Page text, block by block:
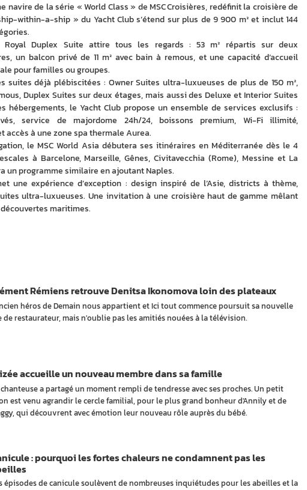
navire de la série « World Class » de MSC Croisières, redéfinit la croisière de
within-a-ship » du Yacht Club s’étend sur plus de 9 900 m² et inclut 144
Duplex Suite attire tous les regards : 53 m² répartis sur deux
un balcon privé de 11 m² avec bain à remous, et une capacité d’accueil
pour familles ou groupes.
suites déjà plébiscitées : Owner Suites ultra-luxueuses de plus de 150 m²,
Duplex Suites sur deux étages, mais aussi des Deluxe et Interior Suites
hébergements, le Yacht Club propose un ensemble de services exclusifs :
service de majordome 24h/24, boissons premium, Wi-Fi illimité,
à une zone spa thermale Aurea.
le MSC World Asia débutera ses itinéraires en Méditerranée dès le 4
à Barcelone, Marseille, Gênes, Civitavecchia (Rome), Messine et La
un programme similaire en ajoutant Naples.
une expérience d’exception : design inspiré de l’Asie, districts à thème,
ultra-luxueuses. Une invitation à une croisière haut de gamme mêlant
maritimes.
héros de Demain nous appartient et Ici tout commence poursuit sa nouvelle
de restaurateur, mais n'oublie pas les amitiés nouées à la télévision.
Rémiens retrouve Denitsa Ikonomova loin des plateaux
a partagé un moment rempli de tendresse avec ses proches. Un petit
est venu agrandir le cercle familial, pour le plus grand bonheur d'Annily et de
qui découvrent avec émotion leur nouveau rôle auprès du bébé.
accueille un nouveau membre dans sa famille
épisodes de canicule soulèvent de nombreuses inquiétudes pour les abeilles et la
: pourquoi les fortes chaleurs ne condamnent pas les